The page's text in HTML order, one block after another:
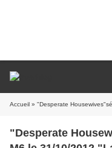
Accueil » "Desperate Housewives"série TV saison
"Desperate